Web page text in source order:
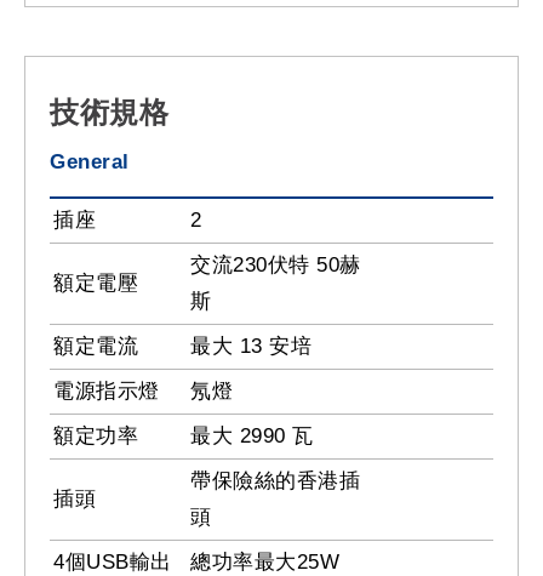
技術規格
General
插座 2
額定電壓
交流230伏特 50赫
斯
額定電流
最大 13 安培
電源指示燈
氖燈
額定功率
最大 2990 瓦
插頭
帶保險絲的香港插
頭
4個USB輸出
總功率最大25W